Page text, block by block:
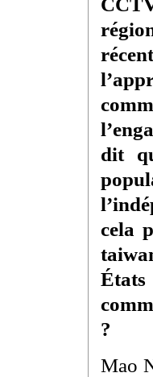
dit
cela
?
Mao